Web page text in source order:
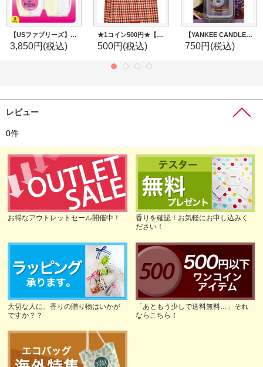
【USファブリーズ】プラグインオイルリフィル(2セット入)：ダウニーエイプリルフレッシュ
3,850円(税込)
★1コイン500円★【Bath&BodyWorks】ギフトバッグ：ツイード
500円(税込)
【YANKEE CANDLE/ヤンキーキャンドル】ネオカージャー：ドライラベンダー＆オーク
750円(税込)
レビュー
0件
お得なアウトレットセール開催中！
香りを確認！お気軽にお申し込みく
ださい！
大切な人に、香りの贈り物はいかが
ですか？？
「あともう少しで送料無料…」それ
ならこちら！